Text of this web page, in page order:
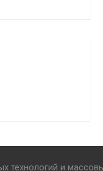
технологий и